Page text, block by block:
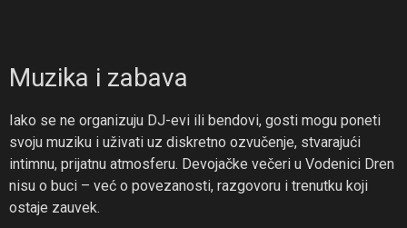
Muzika i zabava
Iako se ne organizuju DJ-evi ili bendovi, gosti mogu poneti
svoju muziku i uživati uz diskretno ozvučenje, stvarajući
intimnu, prijatnu atmosferu. Devojačke večeri u Vodenici Dren
nisu o buci – već o povezanosti, razgovoru i trenutku koji
ostaje zauvek.